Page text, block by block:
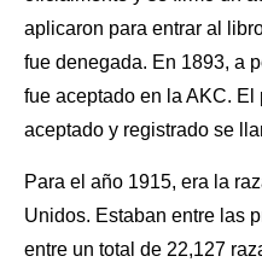
aplicaron para entrar al
fue denegada. En 1893, a
fue aceptado en la AKC. El
aceptado y registrado se
Para el año 1915, era la
Unidos. Estaban entre las
entre un total de 22,127